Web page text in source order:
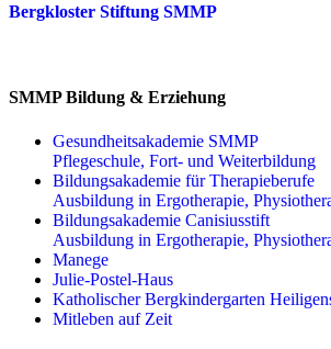
Bergkloster Stiftung SMMP
SMMP Bildung & Erziehung
Gesundheitsakademie SMMP
Pflegeschule, Fort- und Weiterbildung
Bildungsakademie für Therapieberufe
Ausbildung in Ergotherapie,
Bildungsakademie Canisiusstift
Ausbildung in Ergotherapie,
Manege
Julie-Postel-Haus
Katholischer Bergkindergarten
Mitleben auf Zeit